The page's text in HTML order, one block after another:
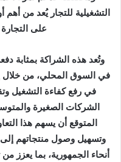
التشغيلية للتجار يُعد من أهم
على
وتُعد هذه الشراكة بمثابة
في السوق المحلي، من خلال
في رفع كفاءة التشغيل
الشركات الصغيرة
المتوقع أن يسهم هذا
وتسهيل وصول منتجاتهم
أنحاء الجمهورية، بما يعزز من